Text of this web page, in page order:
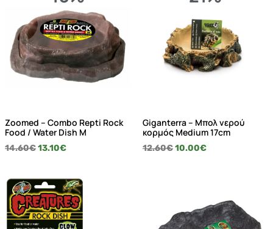
Zoomed – Combo Repti Rock
Food / Water Dish M
14.60€13.10€
Giganterra – Μπολ νερού
κορμός Medium 17cm
12.60€10.00€